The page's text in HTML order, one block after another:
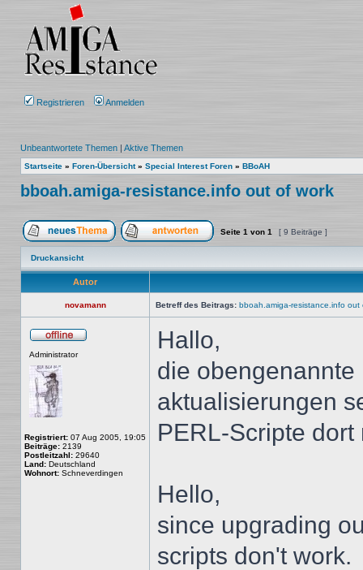
Registrieren Anmelden
Unbeantwortete Themen | Aktive Themen
Startseite » Foren-Übersicht» Special Interest Foren » BBoAH
bboah.amiga-resistance.info out of work
Ein neues Thema erstellenAuf das Thema antworten
Seite 1 von 1 [ 9 Beiträge ]
Druckansicht
Autor
novamann Betreff des Beitrags: bboah.amiga-resistance.info out
Administrator
Registriert: 07 Aug 2005, 19:05
Beiträge: 2139
Postleitzahl: 29640
Land: Deutschland
Wohnort: Schneverdingen
Hallo,
die obengenannte
aktualisierungen
PERL-Scripte
Hello,
since upgrading
scripts don't work.